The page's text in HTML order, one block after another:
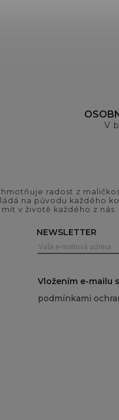
V
radost z
na původu každého
v životě každého z nás.
NEWSLETTER
Vložením e-mailu
podmínkami